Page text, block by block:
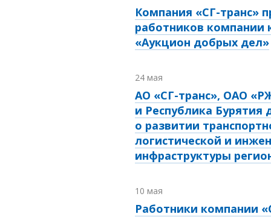
Компания «СГ-транс»
работников компании
«Аукцион добрых дел»
24 мая
АО «СГ-транс», ОАО
и Республика Бурятия
о развитии
логистической и
инфраструктуры
10 мая
Работники компании